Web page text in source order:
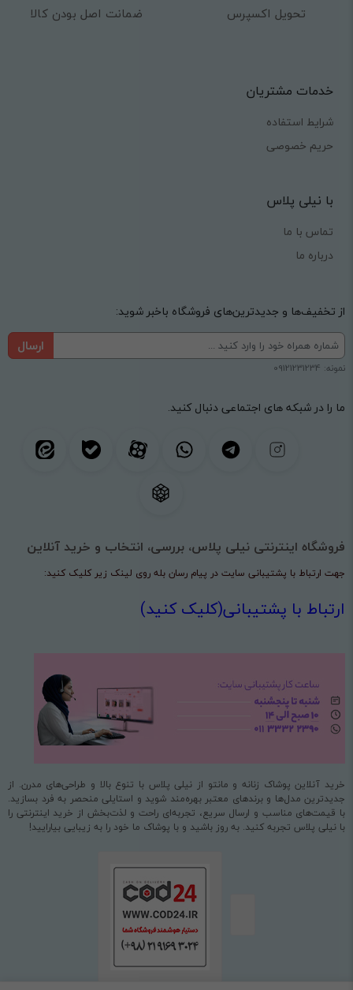
تحویل اکسپرس ضمانت اصل بودن کالا
خدمات مشتریان
شرایط استفاده
حریم خصوصی
با نیلی پلاس
تماس با ما
درباره ما
از تخفیف‌ها و جدیدترین‌های فروشگاه باخبر شوید:
ارسال
نمونه: 09121231234
ما را در شبکه های اجتماعی دنبال کنید.
فروشگاه اینترنتی نیلی پلاس، بررسی، انتخاب و خرید آنلاین
جهت ارتباط با پشتیبانی سایت در پیام رسان بله روی لینک زیر کلیک کنید:
ارتباط با پشتیبانی(کلیک کنید)
خرید آنلاین پوشاک زنانه و مانتو از نیلی پلاس با تنوع بالا و طراحی‌های مدرن. از
جدیدترین مدل‌ها و برندهای معتبر بهره‌مند شوید و استایلی منحصر به فرد بسازید.
با قیمت‌های مناسب و ارسال سریع، تجربه‌ای راحت و لذت‌بخش از خرید اینترنتی را
با نیلی پلاس تجربه کنید. به روز باشید و با پوشاک ما خود را به زیبایی بیارایید!